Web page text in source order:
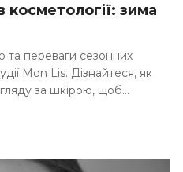
зима
та переваги сезонних
Mon Lis. Дізнайтеся, як
за шкірою, щоб